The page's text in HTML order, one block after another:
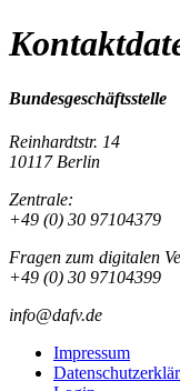
Bundesgeschäftsstelle
Reinhardtstr. 14
10117 Berlin
Zentrale:
+49 (0) 30 97104379
Fragen zum digitalen
+49 (0) 30 97104399
info@dafv.de
Impressum